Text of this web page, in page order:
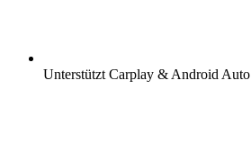
Unterstützt Carplay & Android Auto